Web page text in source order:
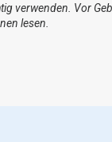
verwenden. Vor
lesen.